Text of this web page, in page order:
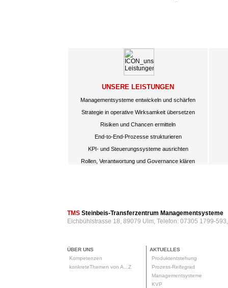
UNSERE LEISTUNGEN
Managementsysteme entwickeln und schärfen
Strategie in operative Wirksamkeit übersetzen
Risiken und Chancen ermitteln
End-to-End-Prozesse strukturieren
KPI- und Steuerungssysteme ausrichten
Rollen, Verantwortung und Governance klären
TMS Steinbeis-Transferzentrum Managementsysteme
Eichbühlstrasse 18, 89079 Ulm, Telefon: 07305 1799-
ÜBER UNS
Kompetenzen
konkreteThemen von A...Z
AKTUELLES
Produktentstehung
Prozess-Reifegrad
Managementsysteme
KVP